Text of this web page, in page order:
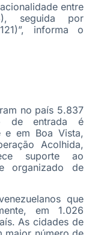
entre
seguida por
informa o
no país 5.837
de entrada é
e em Boa Vista,
Acolhida,
suporte ao
organizado de
que
em 1.026
As cidades de